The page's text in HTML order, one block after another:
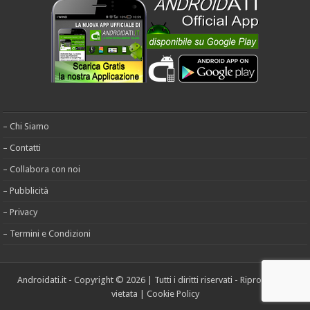
– Chi Siamo
– Contatti
– Collabora con noi
– Pubblicità
– Privacy
– Termini e Condizioni
Androidati.it - Copyright © 2026 | Tutti i diritti riservati - Riproduzione
vietata | Cookie Policy